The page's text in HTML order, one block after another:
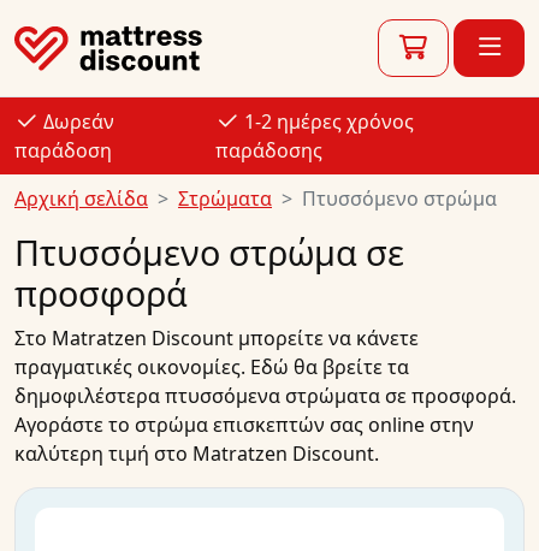
Δωρεάν
παράδοση
1-2 ημέρες χρόνος
παράδοσης
Αρχική σελίδα
Στρώματα Πτυσσόμενο στρώμα
Πτυσσόμενο στρώμα σε
προσφορά
Στο Matratzen Discount μπορείτε να κάνετε
πραγματικές οικονομίες. Εδώ θα βρείτε τα
δημοφιλέστεραπτυσσόμενα στρώματασεπροσφορά.
Αγοράστετο στρώμα επισκεπτών σαςonlineστην
καλύτερη τιμή στο Matratzen Discount.